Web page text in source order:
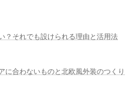
？それでも設けられる理由と活用法
に合わないものと北欧風外装のつくり